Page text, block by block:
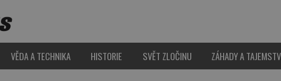
VĚDA A TECHNIKA HISTORIE SVĚT ZLOČINU ZÁHADY A